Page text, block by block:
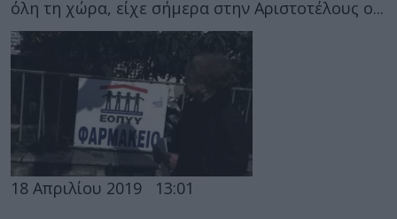
όλη τη χώρα, είχε σήμερα στην Αριστοτέλους ο...
18 Απριλίου 2019 13:01